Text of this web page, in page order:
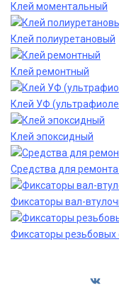
Клей моментальный
Клей полиуретановый
Клей ремонтный
Клей УФ
Клей эпоксидный
Средства для
Фиксаторы вал-
Фиксаторы резьбовых